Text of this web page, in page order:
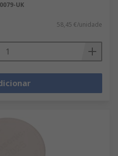
UK
58,45 €/unidade